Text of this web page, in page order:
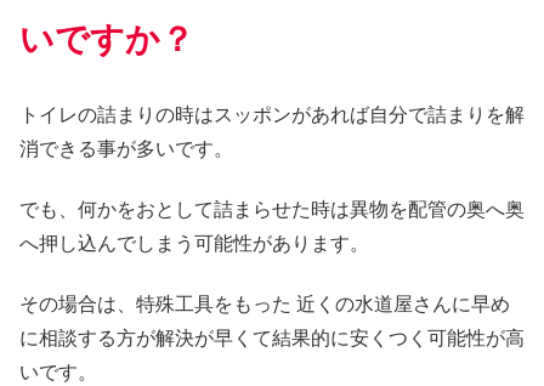
いですか？
トイレの詰まりの時はスッポンがあれば自分で詰まりを解
消できる事が多いです。
でも、何かをおとして詰まらせた時は異物を配管の奥へ奥
へ押し込んでしまう可能性があります。
その場合は、特殊工具をもった 近くの水道屋さんに早め
に相談する方が解決が早くて結果的に安くつく可能性が高
いです。